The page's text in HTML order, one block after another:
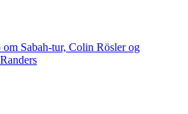
Sabah-tur, Colin Rösler og